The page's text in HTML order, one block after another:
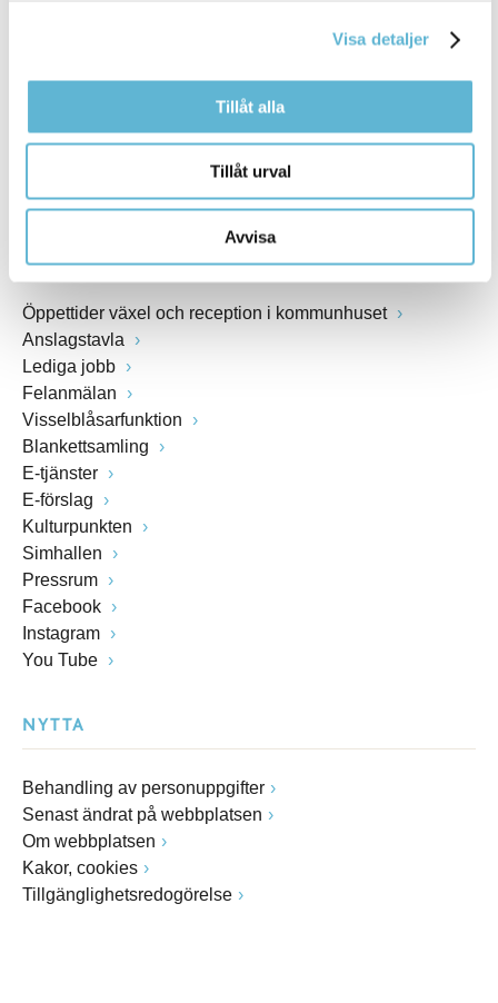
Visa detaljer
Tillåt alla
Tillåt urval
Avvisa
www.bromolla.se
Växel: 0456-82 20 00
Öppettider växel och reception i kommunhuset
Anslagstavla
Lediga jobb
Felanmälan
Visselblåsarfunktion
Blankettsamling
E-tjänster
E-förslag
Kulturpunkten
Simhallen
Pressrum
Facebook
Instagram
You Tube
NYTTA
Behandling av personuppgifter
Senast ändrat på webbplatsen
Om webbplatsen
Kakor, cookies
Tillgänglighetsredogörelse